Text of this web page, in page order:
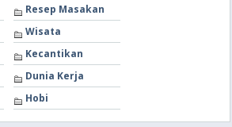
Resep Masakan
Wisata
Kecantikan
Dunia Kerja
Hobi